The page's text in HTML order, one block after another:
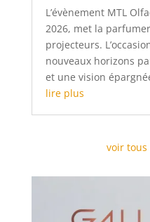
L’évènement MTL
2026, met la
projecteurs.
nouveaux horizons
et une vision
lire plus
voir tous